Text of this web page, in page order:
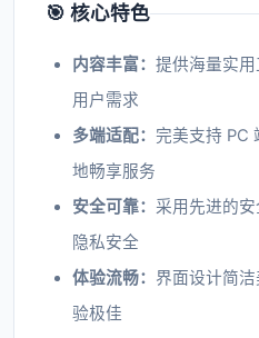
🎯 核心特色
内容丰富： 提供海量实
用户需求
多端适配： 完美支持 PC
地畅享服务
安全可靠： 采用先进的
隐私安全
体验流畅： 界面设计简
验极佳